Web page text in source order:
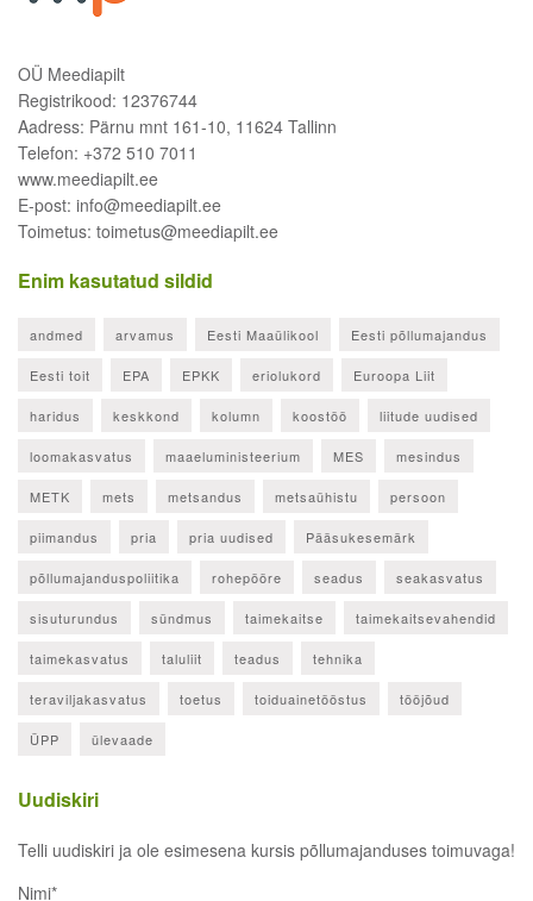
OÜ Meediapilt
Registrikood: 12376744
Aadress: Pärnu mnt 161-10, 11624 Tallinn
Telefon: +372 510 7011
www.meediapilt.ee
E-post: info@meediapilt.ee
Toimetus: toimetus@meediapilt.ee
Enim kasutatud sildid
andmed arvamus Eesti Maaülikool Eesti põllumajandus
Eesti toit EPA EPKK eriolukord Euroopa Liit
haridus keskkond kolumn koostöö liitude uudised
loomakasvatus maaeluministeerium MES mesindus
METK mets metsandus metsaühistu persoon
piimandus pria pria uudised Pääsukesemärk
põllumajanduspoliitika rohepööre seadus seakasvatus
sisuturundus sündmus taimekaitse taimekaitsevahendid
taimekasvatus taluliit teadus tehnika
teraviljakasvatus toetus toiduainetööstus tööjõud
ÜPP ülevaade
Uudiskiri
Telli uudiskiri ja ole esimesena kursis põllumajanduses toimuvaga!
Nimi*